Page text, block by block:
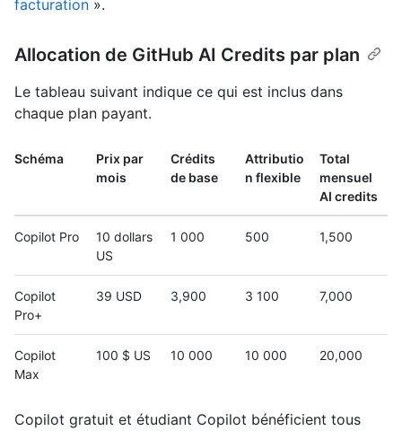
facturation ».
Allocation de GitHub AI Credits par plan
Le tableau suivant indique ce qui est inclus dans
chaque plan payant.
Schéma
Prix par
mois
Crédits
de base
Attributio
n flexible
Total
mensuel
AI credits
Copilot Pro
10 dollars
US
1 000 500 1,500
Copilot
Pro+
39 USD 3,900 3 100 7,000
Copilot
Max
100 $ US 10 000 10 000 20,000
Copilot gratuit et étudiant Copilot bénéficient tous